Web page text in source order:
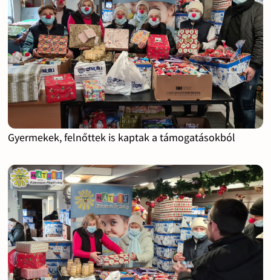
Gyermekek, felnőttek is kaptak a támogatásokból